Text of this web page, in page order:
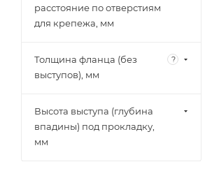
расстояние по отверстиям
для крепежа, мм
Толщина фланца (без
выступов), мм
?
Высота выступа (глубина
впадины) под прокладку,
мм